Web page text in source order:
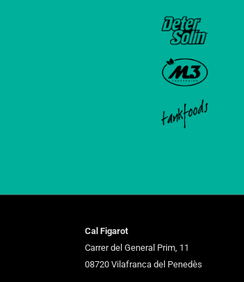
Cal Figarot
Carrer del General Prim, 11
08720 Vilafranca del Penedès